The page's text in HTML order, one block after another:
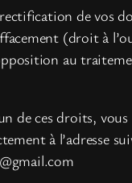
de vos
(droit à
au
de ces droits,
à l’adresse